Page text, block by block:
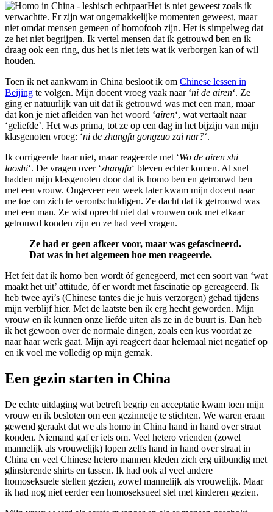
Het is niet geweest zoals ik
verwachtte. Er zijn wat ongemakkelijke momenten geweest, maar
niet omdat mensen gemeen of homofoob zijn. Het is simpelweg dat
ze het niet begrijpen. Ik vertel mensen dat ik getrouwd ben en ik
draag ook een ring, dus het is niet iets wat ik verborgen kan of wil
houden.
Toen ik net aankwam in China besloot ik om Chinese lessen in
Beijing te volgen. Mijn docent vroeg vaak naar ‘ni de airen‘. Ze
ging er natuurlijk van uit dat ik getrouwd was met een man, maar
dat kon je niet afleiden van het woord ‘airen‘, wat vertaalt naar
‘geliefde’. Het was prima, tot ze op een dag in het bijzijn van mijn
klasgenoten vroeg: ‘ni de zhangfu gongzuo zai nar?‘.
Ik corrigeerde haar niet, maar reageerde met ‘Wo de airen shi
laoshi‘. De vragen over ‘zhangfu‘ bleven echter komen. Al snel
hadden mijn klasgenoten door dat ik homo ben en getrouwd ben
met een vrouw. Ongeveer een week later kwam mijn docent naar
me toe om zich te verontschuldigen. Ze dacht dat ik getrouwd was
met een man. Ze wist oprecht niet dat vrouwen ook met elkaar
getrouwd konden zijn en ze had veel vragen.
Ze had er geen afkeer voor, maar was gefascineerd.
Dat was in het algemeen hoe men reageerde.
Het feit dat ik homo ben wordt óf genegeerd, met een soort van ‘wat
maakt het uit’ attitude, óf er wordt met fascinatie op gereageerd. Ik
heb twee ayi’s (Chinese tantes die je huis verzorgen) gehad tijdens
mijn verblijf hier. Met de laatste ben ik erg hecht geworden. Mijn
vrouw en ik kunnen onze liefde uiten als ze in de buurt is. Dan heb
ik het gewoon over de normale dingen, zoals een kus voordat ze
naar haar werk gaat. Mijn ayi reageert daar helemaal niet negatief op
en ik voel me volledig op mijn gemak.
Een gezin starten in China
De echte uitdaging wat betreft begrip en acceptatie kwam toen mijn
vrouw en ik besloten om een gezinnetje te stichten. We waren eraan
gewend geraakt dat we als homo in China hand in hand over straat
konden. Niemand gaf er iets om. Veel hetero vrienden (zowel
mannelijk als vrouwelijk) lopen zelfs hand in hand over straat in
China en veel Chinese hetero mannen kleden zich erg uitbundig met
glinsterende shirts en tassen. Ik had ook al veel andere
homoseksuele stellen gezien, zowel mannelijk als vrouwelijk. Maar
ik had nog niet eerder een homoseksueel stel met kinderen gezien.